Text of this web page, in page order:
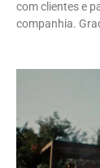
com clientes e
companhia.